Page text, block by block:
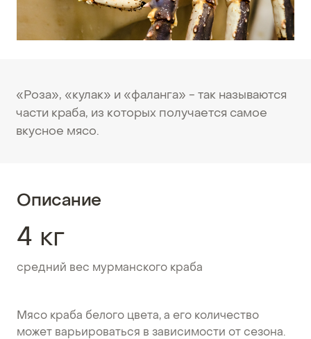
«Роза», «кулак» и «фаланга» - так называются
части краба, из которых получается самое
вкусное мясо.
Описание
4 кг
средний вес мурманского краба
Мясо краба белого цвета, а его количество
может варьироваться в зависимости от сезона.